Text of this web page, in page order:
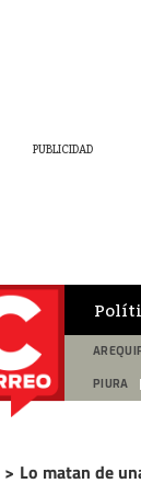
PIURA
> Lo matan de